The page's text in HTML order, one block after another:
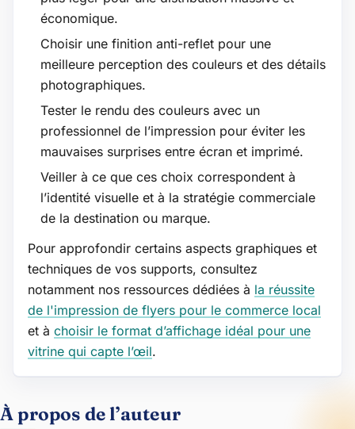
économique.
Choisir une finition anti-reflet pour une
meilleure perception des couleurs et des détails
photographiques.
Tester le rendu des couleurs avec un
professionnel de l’impression pour éviter les
mauvaises surprises entre écran et imprimé.
Veiller à ce que ces choix correspondent à
l’identité visuelle et à la stratégie commerciale
de la destination ou marque.
Pour approfondir certains aspects graphiques et
techniques de vos supports, consultez
notamment nos ressources dédiées à la réussite
de l'impression de flyers pour le commerce local
et à choisir le format d’affichage idéal pour une
vitrine qui capte l’œil.
À propos de l’auteur